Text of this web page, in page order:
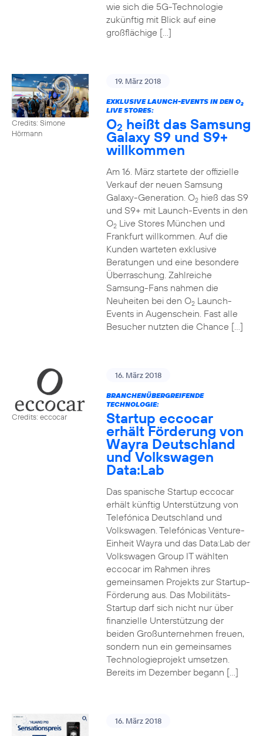
wie sich die 5G-Technologie
zukünftig mit Blick auf eine
großflächige […]
Credits: Simone
Hörmann
19. März 2018
EXKLUSIVE LAUNCH-EVENTS IN DEN O2
LIVE STORES:
O2 heißt das Samsung
Galaxy S9 und S9+
willkommen
Am 16. März startete der offizielle
Verkauf der neuen Samsung
Galaxy-Generation. O2hieß das S9
und S9+ mit Launch-Events in den
O2Live Stores München und
Frankfurt willkommen. Auf die
Kunden warteten exklusive
Beratungen und eine besondere
Überraschung. Zahlreiche
Samsung-Fans nahmen die
Neuheiten bei den O2Launch-
Events in Augenschein. Fast alle
Besucher nutzten die Chance […]
Credits: eccocar
16. März 2018
BRANCHENÜBERGREIFENDE
TECHNOLOGIE:
Startup eccocar
erhält Förderung von
Wayra Deutschland
und Volkswagen
Data:Lab
Das spanische Startup eccocar
erhält künftig Unterstützung von
Telefónica Deutschland und
Volkswagen. Telefónicas Venture-
Einheit Wayra und das Data:Lab der
Volkswagen Group IT wählten
eccocar im Rahmen ihres
gemeinsamen Projekts zur Startup-
Förderung aus. Das Mobilitäts-
Startup darf sich nicht nur über
finanzielle Unterstützung der
beiden Großunternehmen freuen,
sondern nun ein gemeinsames
Technologieprojekt umsetzen.
Bereits im Dezember begann […]
16. März 2018